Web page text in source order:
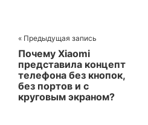
« Предыдущая запись
Почему Xiaomi
представила концепт
телефона без кнопок,
без портов и с
круговым экраном?